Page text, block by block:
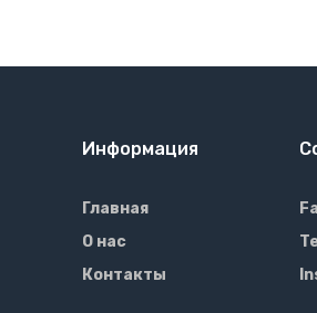
Информация
Главная
О нас
Контакты